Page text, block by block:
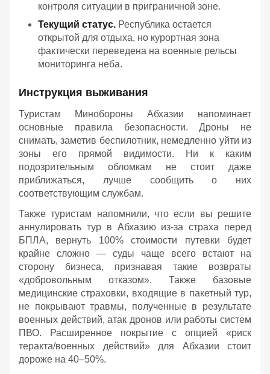
контроля ситуации в приграничной зоне.
Текущий статус. Республика остается
открытой для отдыха, но курортная зона
фактически переведена на военные рельсы
мониторинга неба.
Инструкция выживания
Туристам Минобороны Абхазии напоминает
основные правила безопасности. Дроны не
снимать, заметив беспилотник, немедленно уйти из
зоны его прямой видимости. Ни к каким
подозрительным обломкам не стоит даже
приближаться, лучше сообщить о них
соответствующим службам.
Также туристам напомнили, что если вы решите
аннулировать тур в Абхазию из-за страха перед
БПЛА, вернуть 100% стоимости путевки будет
крайне сложно — суды чаще всего встают на
сторону бизнеса, признавая такие возвраты
«добровольным отказом». Также базовые
медицинские страховки, входящие в пакетный тур,
не покрывают травмы, полученные в результате
военных действий, атак дронов или работы систем
ПВО. Расширенное покрытие с опцией «риск
теракта/военных действий» для Абхазии стоит
дороже на 40–50%.